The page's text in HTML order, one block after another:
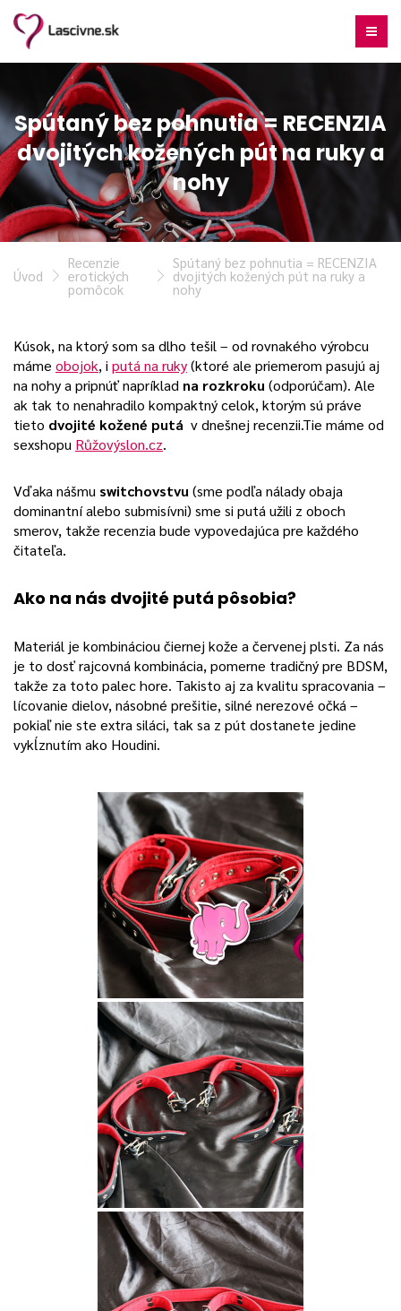
Spútaný bez pohnutia = RECENZIA
dvojitých kožených pút na ruky a
nohy
Úvod
Recenzie
erotických
pomôcok
Spútaný bez pohnutia = RECENZIA
dvojitých kožených pút na ruky a
nohy
Kúsok, na ktorý som sa dlho tešil – od rovnakého výrobcu
máme obojok, i putá na ruky(ktoré ale priemerom pasujú aj
na nohy a pripnúť napríklad na rozkroku (odporúčam). Ale
ak tak to nenahradilo kompaktný celok, ktorým sú práve
tieto dvojité kožené putá v dnešnej recenzii.Tie máme od
sexshopu Růžovýslon.cz.
Vďaka nášmu switchovstvu (sme podľa nálady obaja
dominantní alebo submisívni) sme si putá užili z oboch
smerov, takže recenzia bude vypovedajúca pre každého
čitateľa.
Ako na nás dvojité putá pôsobia?
Materiál je kombináciou čiernej kože a červenej plsti. Za nás
je to dosť rajcovná kombinácia, pomerne tradičný pre BDSM,
takže za toto palec hore. Takisto aj za kvalitu spracovania –
lícovanie dielov, násobné prešitie, silné nerezové očká –
pokiaľ nie ste extra siláci, tak sa z pút dostanete jedine
vykĺznutím ako Houdini.